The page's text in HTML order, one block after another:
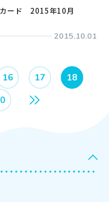
ード 2015年10月
2015.10.01
16 17
18